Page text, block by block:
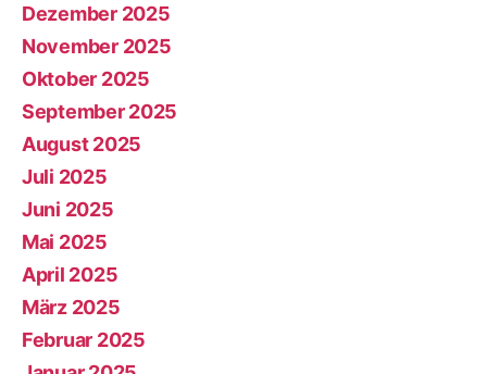
Dezember 2025
November 2025
Oktober 2025
September 2025
August 2025
Juli 2025
Juni 2025
Mai 2025
April 2025
März 2025
Februar 2025